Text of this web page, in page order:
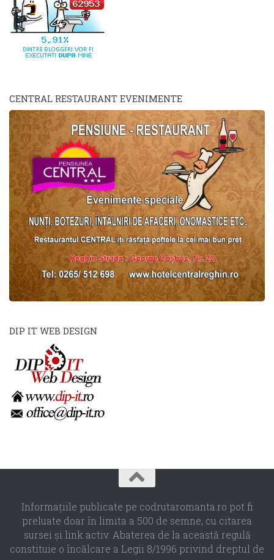
CENTRAL RESTAURANT EVENIMENTE
DIP IT WEB DESIGN
Informaţiile publicate pe codrutaromanta.ro pot fi
preluate doar în limita a 500 de semne, cu citarea
sursei şi link activ. Abaterea de la această regulă
constituie o încălcare a Legii 8/1996 privind dreptul de